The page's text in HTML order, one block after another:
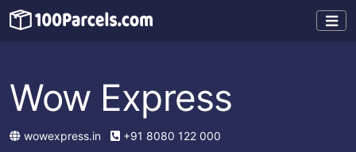
Wow Express
wowexpress.in +91 8080 122 000